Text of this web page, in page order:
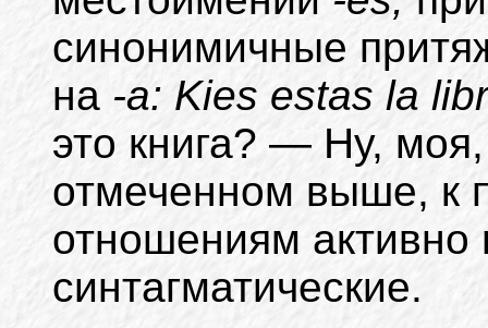
синонимичные
на -a: Kies estas la
это книга? — Ну,
отмеченном выше, к
отношениям активно
синтагматические.